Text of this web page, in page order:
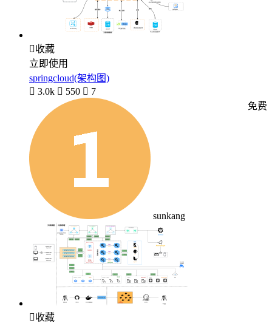
收藏
立即使用
springcloud(架构图)
 3.0k  550  7
sunkang
免费
收藏